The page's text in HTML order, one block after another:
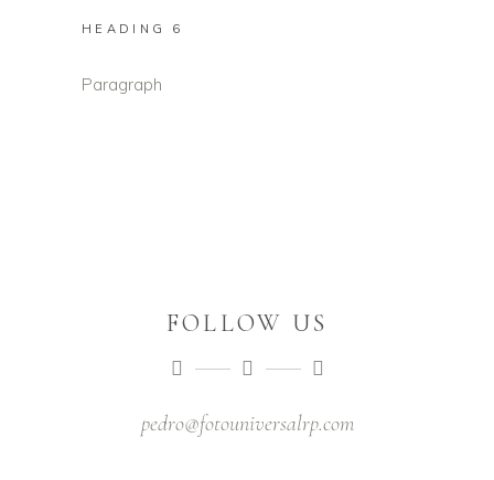
HEADING 6
Paragraph
FOLLOW US
pedro@fotouniversalrp.com